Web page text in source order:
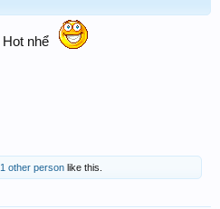
nhể
1 other person like this.